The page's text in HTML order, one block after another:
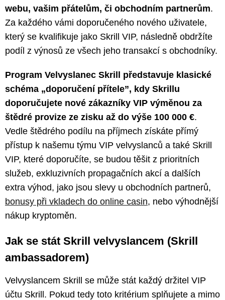
webu, vašim přátelům, či obchodním partnerům.
Za každého vámi doporučeného nového uživatele,
který se kvalifikuje jako Skrill VIP, následně obdržíte
podíl z výnosů ze všech jeho transakcí s obchodníky.
Program Velvyslanec Skrill představuje klasické
schéma „doporučení přítele”, kdy Skrillu
doporučujete nové zákazníky VIP výměnou za
štědré provize ze zisku až do výše 100 000 €.
Vedle štědrého podílu na příjmech získáte přímý
přístup k našemu týmu VIP velvyslanců a také Skrill
VIP, které doporučíte, se budou těšit z prioritních
služeb, exkluzivních propagačních akcí a dalších
extra výhod, jako jsou slevy u obchodních partnerů,
bonusy při vkladech do online casin, nebo výhodnější
nákup kryptoměn.
Jak se stát Skrill velvyslancem (Skrill
ambassadorem)
Velvyslancem Skrill se může stát každý držitel VIP
účtu Skrill. Pokud tedy toto kritérium splňujete a mimo